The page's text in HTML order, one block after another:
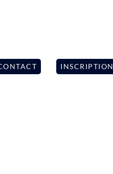
INSCRIPTION